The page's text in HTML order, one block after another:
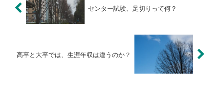
センター試験、足切りって何？
高卒と大卒では、生涯年収は違うのか？